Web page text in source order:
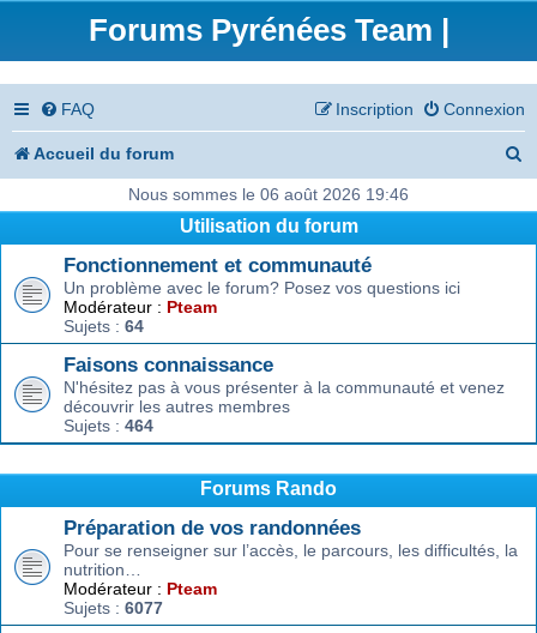
Forums Pyrénées Team |
FAQ Connexion
Inscription
Accueil du forum
e
Nous sommes le 06 août 2026 19:46
Utilisation du forum
Fonctionnement et communauté
Un problème avec le forum? Posez vos questions ici
Modérateur : Pteam
Sujets : 64
Faisons connaissance
N'hésitez pas à vous présenter à la communauté et venez
découvrir les autres membres
Sujets : 464
Forums Rando
Préparation de vos randonnées
Pour se renseigner sur l’accès, le parcours, les difficultés, la
nutrition…
Modérateur : Pteam
Sujets : 6077